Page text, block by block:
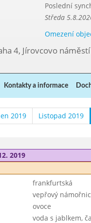
Poslední
Středa
Omezení
4, Jírovcovo
Kontakty a informace
2019 Listopad 2019
2019
frankfurtská
vepřový
ovoce
voda s jablkem,